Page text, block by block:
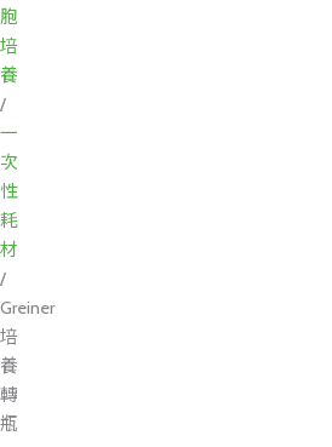
胞
培
養
/
一
次
性
耗
材
/
Greiner
培
養
轉
瓶